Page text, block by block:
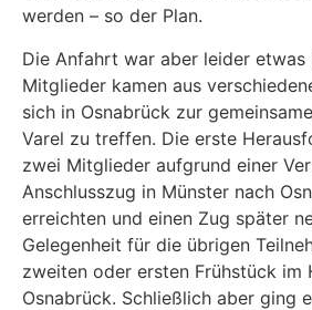
werden – so der Plan.
Die Anfahrt war aber leider
Mitglieder kamen aus
sich in Osnabrück zur
Varel zu treffen. Die erste
zwei Mitglieder aufgrund einer
Anschlusszug in Münster nach
erreichten und einen Zug später
Gelegenheit für die übrigen
zweiten oder ersten Frühstück im
Osnabrück. Schließlich aber ging